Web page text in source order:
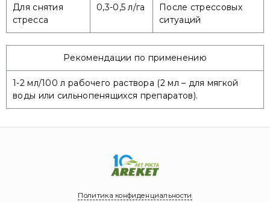
Для снятия
стресса
0,3-0,5 л/га
После стрессовых
ситуаций
Рекомендации по применению
1-2 мл/100 л рабочего раствора (2 мл – для мягкой
воды или сильнопенящихся препаратов).
Политика конфиденциальности